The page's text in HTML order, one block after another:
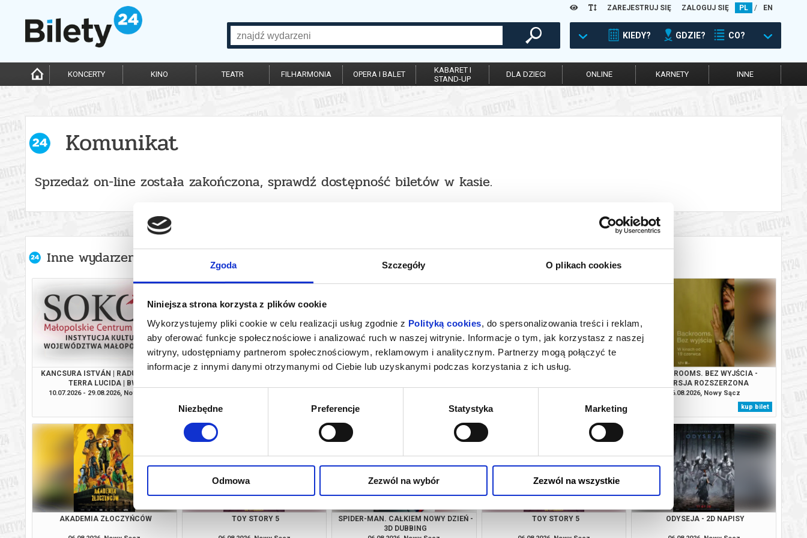
Zgoda Szczegóły O plikach cookies
Niniejsza strona korzysta z plików cookie
Wykorzystujemy pliki cookie w celu realizacji usług zgodnie z Polityką cookies, do spersonalizowania treści i reklam,
aby oferować funkcje społecznościowe i analizować ruch w naszej witrynie. Informacje o tym, jak korzystasz z naszej
witryny, udostępniamy partnerom społecznościowym, reklamowym i analitycznym. Partnerzy mogą połączyć te
informacje z innymi danymi otrzymanymi od Ciebie lub uzyskanymi podczas korzystania z ich usług.
Wybór
Niezbędne Preferencje Statystyka Marketing
Odmowa Zezwól na wybór Zezwól na wszystkie
ZAREJESTRUJ SIĘ ZALOGUJ SIĘ PL / EN
KIEDY? GDZIE? CO?
KONCERTY KINO TEATR FILHARMONIA OPERA I BALET
KABARET I
STAND-UP
DLA DZIECI ONLINE KARNETY INNE
Komunikat
Sprzedaż on-line została zakończona, sprawdź dostępność biletów w kasie.
Inne wydarzenia organizatora
KANCSURA ISTVÁN | RADU ŞERBAN |
TERRA LUCIDA | BWA
10.07.2026 - 29.08.2026, Nowy Sącz
SPRAWIEDLIWOŚĆ OWIEC
kup bilet
MINIONKI I STRASZYDŁA
kup bilet
GÓRA MOCY - DUBBING
kup bilet
BACKROOMS. BEZ WYJŚCIA -
WERSJA ROZSZERZONA
06.08.2026, Nowy Sącz
kup bilet
AKADEMIA ZŁOCZYŃCÓW TOY STORY 5
SPIDER-MAN. CAŁKIEM NOWY DZIEŃ -
3D DUBBING
TOY STORY 5 ODYSEJA - 2D NAPISY